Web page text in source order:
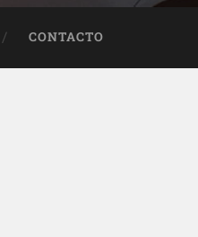
CONTACTO